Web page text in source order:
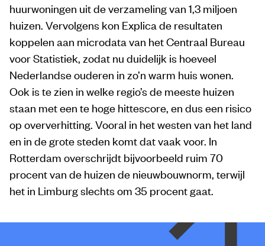
huurwoningen uit de verzameling van 1,3 miljoen
huizen. Vervolgens kon Explica de resultaten
koppelen aan microdata van het Centraal Bureau
voor Statistiek, zodat nu duidelijk is hoeveel
Nederlandse ouderen in zo’n warm huis wonen.
Ook is te zien in welke regio’s de meeste huizen
staan met een te hoge hittescore, en dus een risico
op oververhitting. Vooral in het westen van het land
en in de grote steden komt dat vaak voor. In
Rotterdam overschrijdt bijvoorbeeld ruim 70
procent van de huizen de nieuwbouwnorm, terwijl
het in Limburg slechts om 35 procent gaat.